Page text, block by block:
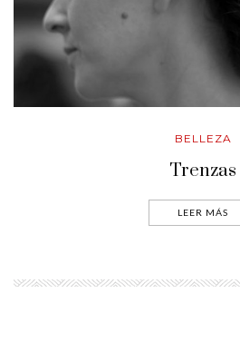
BELLEZA
Trenzas
LEER MÁS